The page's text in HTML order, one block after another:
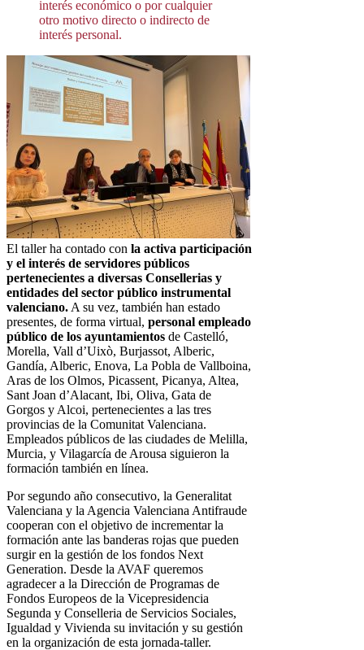
interés económico o por cualquier
otro motivo directo o indirecto de
interés personal.
El taller ha contado con la activa participación
y el interés de servidores públicos
pertenecientes a diversas Consellerias y
entidades del sector público instrumental
valenciano. A su vez, también han estado
presentes, de forma virtual, personal empleado
público de los ayuntamientos de Castelló,
Morella, Vall d’Uixò, Burjassot, Alberic,
Gandía, Alberic, Enova, La Pobla de Vallboina,
Aras de los Olmos, Picassent, Picanya, Altea,
Sant Joan d’Alacant, Ibi, Oliva, Gata de
Gorgos y Alcoi, pertenecientes a las tres
provincias de la Comunitat Valenciana.
Empleados públicos de las ciudades de Melilla,
Murcia, y Vilagarcía de Arousa siguieron la
formación también en línea.
Por segundo año consecutivo, la Generalitat
Valenciana y la Agencia Valenciana Antifraude
cooperan con el objetivo de incrementar la
formación ante las banderas rojas que pueden
surgir en la gestión de los fondos Next
Generation. Desde la AVAF queremos
agradecer a la Dirección de Programas de
Fondos Europeos de la Vicepresidencia
Segunda y Conselleria de Servicios Sociales,
Igualdad y Vivienda su invitación y su gestión
en la organización de esta jornada-taller.